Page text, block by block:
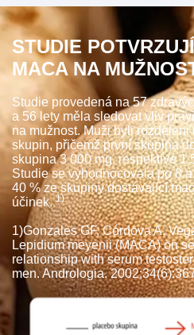
STUDIE
MACA NA
Studie provedená na 57
a 56 lety měla sledovat vliv
na mužnost. Muži byli rozděleni
skupin, přičemž první skupina
skupina 3 000 mg, respektive 1
Studie se vyhodnocovala po 8
40 % ze skupiny dostávající
účinek.1)
1)Gonzales GF, Córdova A,
Lepidium meyenii (MACA) on
relationship with serum
men. Andrologia.